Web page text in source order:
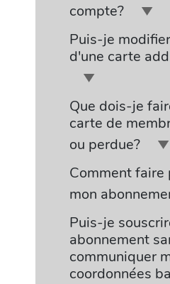
compte?
Puis-je
d'une carte
Que dois-je
carte de
ou perdue?
Comment faire
mon
Puis-je
abonnement
communiquer
coordonnées